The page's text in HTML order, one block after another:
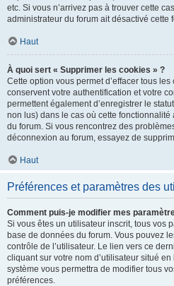
etc. Si vous n’arrivez pas à trouver cette
administrateur du forum ait désactivé cette
Haut
À quoi sert « Supprimer les cookies » ?
Cette option vous permet d’effacer tous
conservent votre authentification et votre
permettent également d’enregistrer le
non lus) dans le cas où cette
du forum. Si vous rencontrez des
déconnexion au forum, essayez de
Haut
Préférences et paramètres des
Comment puis-je modifier mes
Si vous êtes un utilisateur inscrit, tous vos
base de données du forum. Vous pouvez
contrôle de l’utilisateur. Le lien vers ce
cliquant sur votre nom d’utilisateur situé
système vous permettra de modifier tous
préférences.